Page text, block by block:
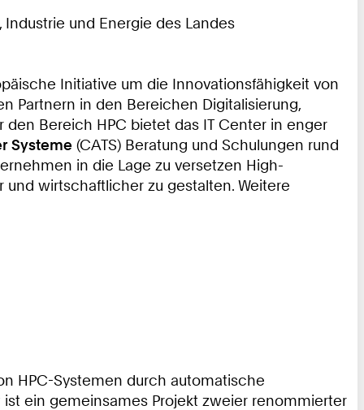
und Energie des Landes
Initiative um die Innovationsfähigkeit von
Partnern in den Bereichen Digitalisierung,
Bereich HPC bietet das IT Center in enger
Systeme (CATS) Beratung und Schulungen rund
in die Lage zu versetzen High-
wirtschaftlicher zu gestalten. Weitere
HPC-Systemen durch automatische
ein gemeinsames Projekt zweier renommierter